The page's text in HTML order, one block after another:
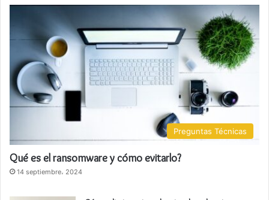
Preguntas Técnicas
Qué es el ransomware y cómo evitarlo?
14 septiembre، 2024